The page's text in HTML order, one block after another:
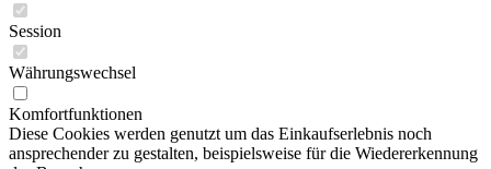
Session
Währungswechsel
Komfortfunktionen
Diese Cookies werden genutzt um das Einkaufserlebnis noch
ansprechender zu gestalten, beispielsweise für die Wiedererkennung